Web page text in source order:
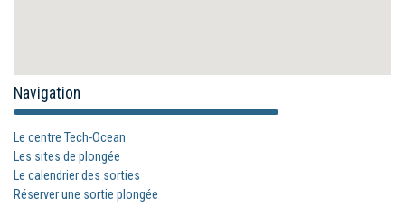
Navigation
Le centre Tech-Ocean
Les sites de plongée
Le calendrier des sorties
Réserver une sortie plongée